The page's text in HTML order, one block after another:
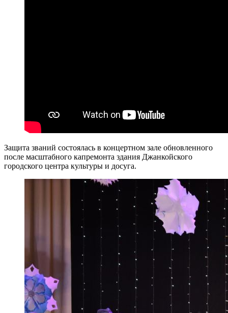
Защита званий состоялась в концертном зале обновленного
после масштабного капремонта здания Джанкойского
городского центра культуры и досуга.